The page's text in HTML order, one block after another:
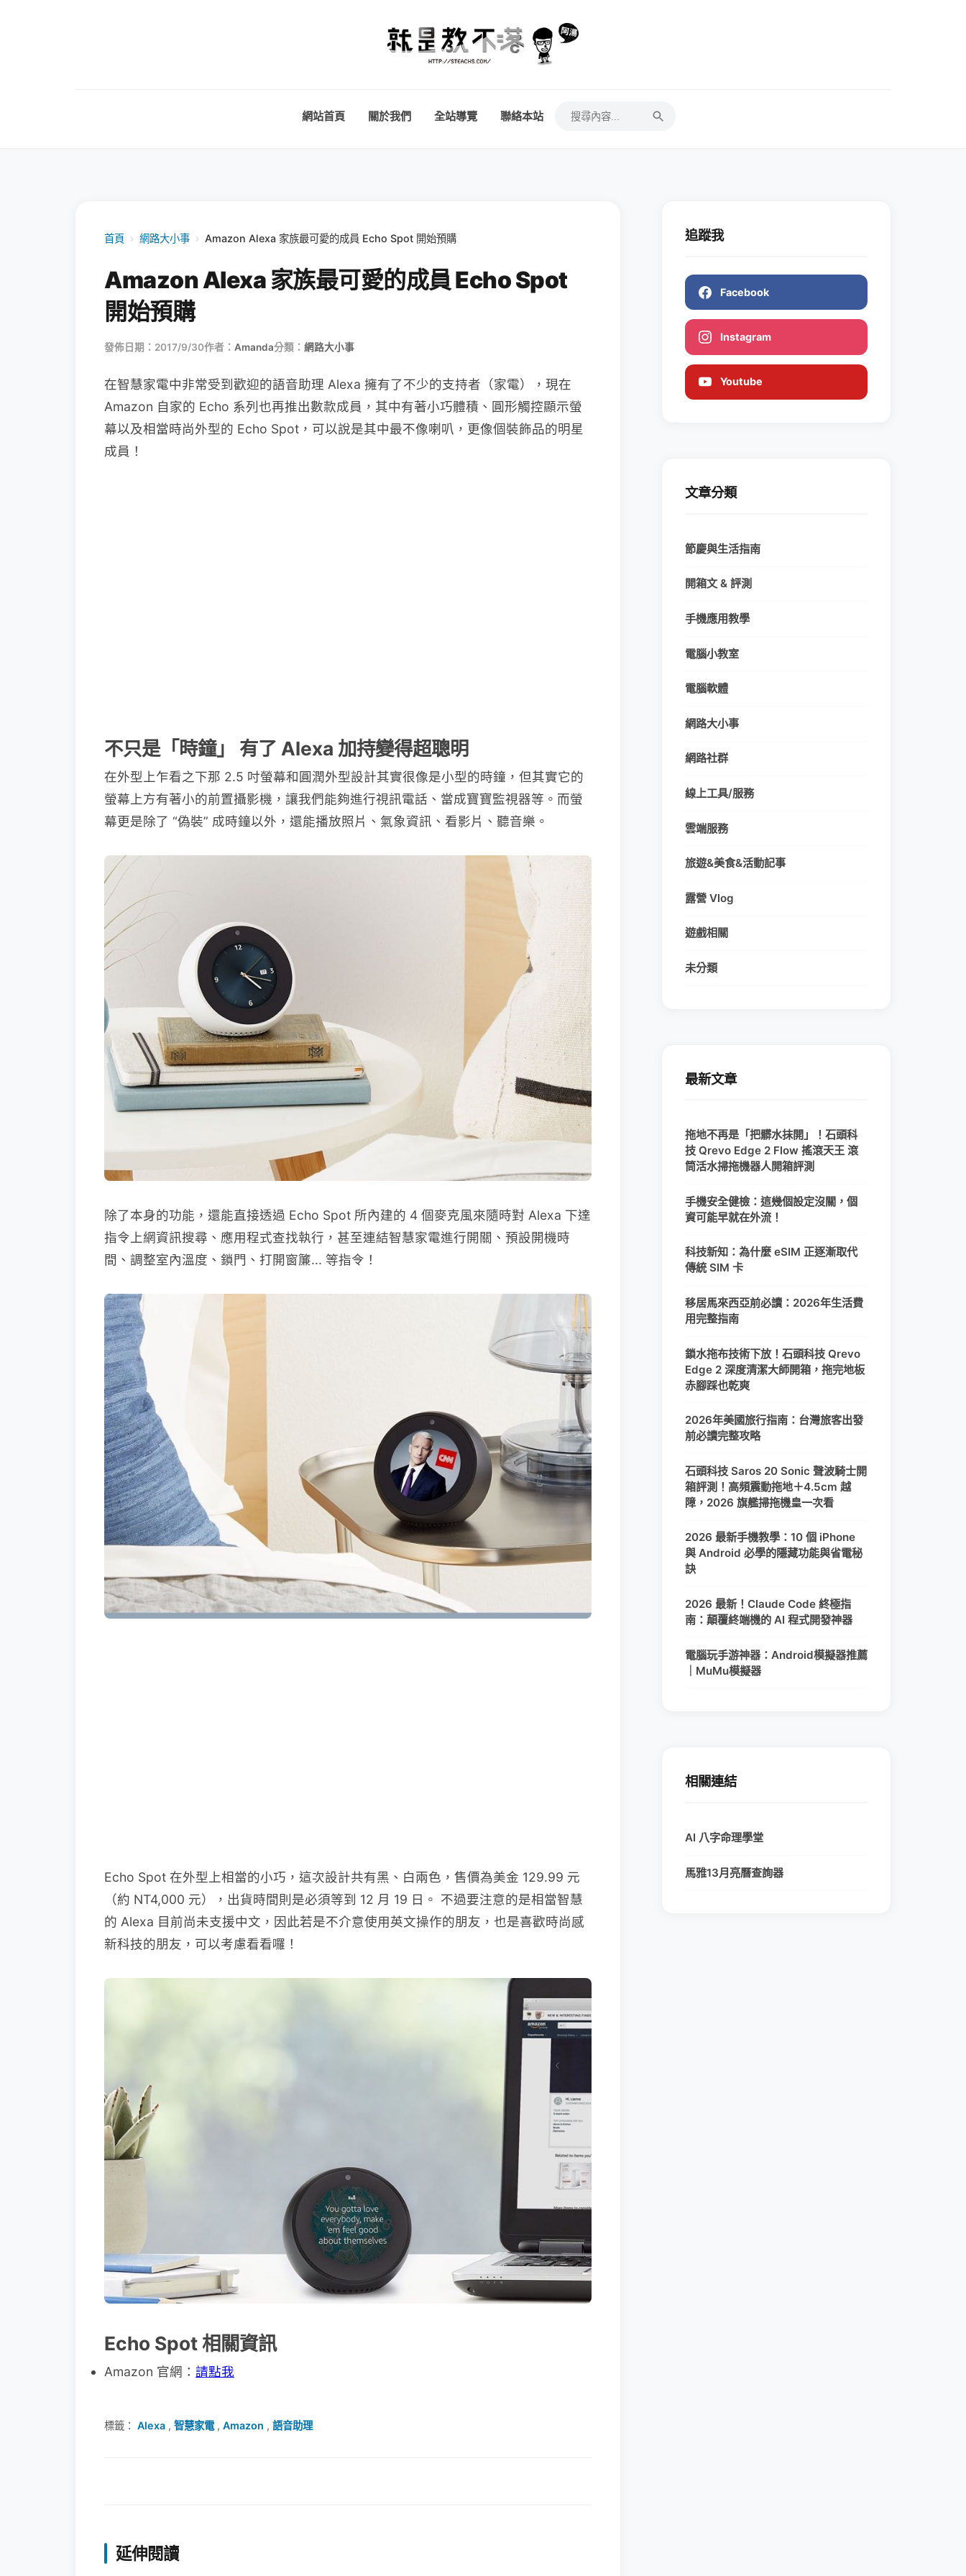
網站首頁 關於我們 全站導覽 聯絡本站
首頁 › 網路大小事 › Amazon Alexa 家族最可愛的成員 Echo Spot 開始預購
Amazon Alexa 家族最可愛的成員 Echo Spot
開始預購
發佈日期：2017/9/30作者： Amanda分類： 網路大小事
在智慧家電中非常受到歡迎的語音助理 Alexa 擁有了不少的支持者（家電），現在
Amazon 自家的 Echo 系列也再推出數款成員，其中有著小巧體積、圓形觸控顯示螢
幕以及相當時尚外型的 Echo Spot，可以說是其中最不像喇叭，更像個裝飾品的明星
成員！
不只是「時鐘」 有了 Alexa 加持變得超聰明
在外型上乍看之下那 2.5 吋螢幕和圓潤外型設計其實很像是小型的時鐘，但其實它的
螢幕上方有著小的前置攝影機，讓我們能夠進行視訊電話、當成寶寶監視器等。而螢
幕更是除了 “偽裝” 成時鐘以外，還能播放照片、氣象資訊、看影片、聽音樂。
除了本身的功能，還能直接透過 Echo Spot 所內建的 4 個麥克風來隨時對 Alexa 下達
指令上網資訊搜尋、應用程式查找執行，甚至連結智慧家電進行開關、預設開機時
間、調整室內溫度、鎖門、打開窗簾... 等指令！
Echo Spot 在外型上相當的小巧，這次設計共有黑、白兩色，售價為美金 129.99 元
（約 NT4,000 元），出貨時間則是必須等到 12 月 19 日。 不過要注意的是相當智慧
的 Alexa 目前尚未支援中文，因此若是不介意使用英文操作的朋友，也是喜歡時尚感
新科技的朋友，可以考慮看看囉！
Echo Spot 相關資訊
Amazon 官網： 請點我
標籤： Alexa , 智慧家電 , Amazon , 語音助理
延伸閱讀
追蹤我
Facebook
Instagram
Youtube
文章分類
節慶與生活指南
開箱文 & 評測
手機應用教學
電腦小教室
電腦軟體
網路大小事
網路社群
線上工具/服務
雲端服務
旅遊&美食&活動記事
露營 Vlog
遊戲相關
未分類
最新文章
拖地不再是「把髒水抹開」！石頭科
技 Qrevo Edge 2 Flow 搖滾天王 滾
筒活水掃拖機器人開箱評測
手機安全健檢：這幾個設定沒關，個
資可能早就在外流！
科技新知：為什麼 eSIM 正逐漸取代
傳統 SIM 卡
移居馬來西亞前必讀：2026年生活費
用完整指南
鎖水拖布技術下放！石頭科技 Qrevo
Edge 2 深度清潔大師開箱，拖完地板
赤腳踩也乾爽
2026年美國旅行指南：台灣旅客出發
前必讀完整攻略
石頭科技 Saros 20 Sonic 聲波騎士開
箱評測！高頻震動拖地＋4.5cm 越
障，2026 旗艦掃拖機皇一次看
2026 最新手機教學：10 個 iPhone
與 Android 必學的隱藏功能與省電秘
訣
2026 最新！Claude Code 終極指
南：顛覆終端機的 AI 程式開發神器
電腦玩手游神器：Android模擬器推薦
｜MuMu模擬器
相關連結
AI 八字命理學堂
馬雅13月亮曆查詢器